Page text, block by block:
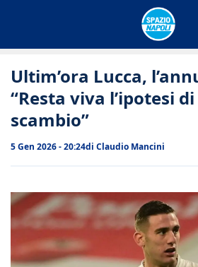
Ultim’ora Lucca,
“Resta viva l’ipotesi
scambio”
5 Gen 2026 - 20:24di Claudio Mancini